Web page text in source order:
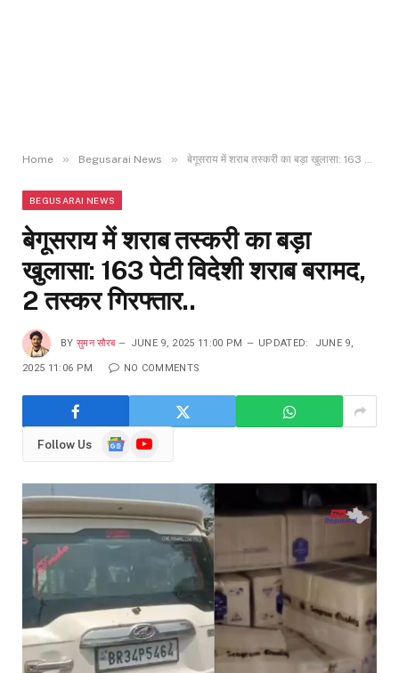
Home » Begusarai News » बेगूसराय में शराब तस्करी का बड़ा खुलासा: 163 पेटी विदेशी शराब बरामद, 2 तस्कर गिरफ्तार..
BEGUSARAI NEWS
बेगूसराय में शराब तस्करी का बड़ा
खुलासा: 163 पेटी विदेशी शराब बरामद,
2 तस्कर गिरफ्तार..
BY सुमन सौरब JUNE 9, 2025 11:00 PM UPDATED: JUNE 9,
2025 11:06 PM NO COMMENTS
Follow Us
GoogleYouTube